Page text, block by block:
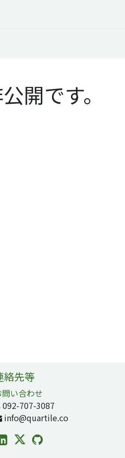
開です。
絡先等
問い合わせ
092-707-3087
info@quartile.co